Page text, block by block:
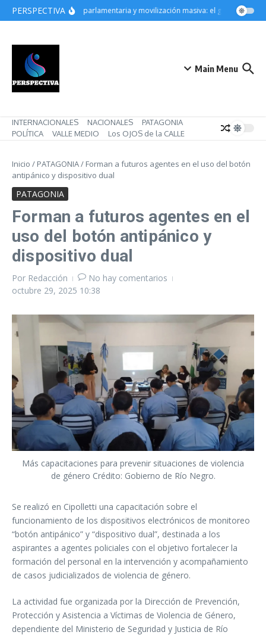
Saltar al contenido
PERSPECTIVADerrota parlamentaria y movilización masiva: el gobierno de
Main Menu
INTERNACIONALES NACIONALES
PATAGONIA
POLÍTICA
VALLE MEDIO Los OJOS de la CALLE
Inicio / PATAGONIA/ Forman a futuros agentes en el uso del botón
antipánico y dispositivo dual
PATAGONIA
Forman a futuros agentes en el
uso del botón antipánico y
dispositivo dual
Por Redacción
No hay comentarios
octubre 29, 2025 10:38
Más capacitaciones para prevenir situaciones de violencia
de género Crédito: Gobierno de Río Negro.
Se realizó en Cipolletti una capacitación sobre el
funcionamiento de los dispositivos electrónicos de monitoreo
“botón antipánico” y “dispositivo dual”, destinada a los
aspirantes a agentes policiales con el objetivo fortalecer la
formación del personal en la intervención y acompañamiento
de casos judicializados de violencia de género.
La actividad fue organizada por la Dirección de Prevención,
Protección y Asistencia a Víctimas de Violencia de Género,
dependiente del Ministerio de Seguridad y Justicia de Río